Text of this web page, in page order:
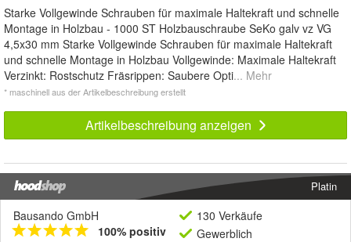
Starke Vollgewinde Schrauben für maximale Haltekraft und schnelle
Montage in Holzbau - 1000 ST Holzbauschraube SeKo galv vz VG
4,5x30 mm Starke Vollgewinde Schrauben für maximale Haltekraft
und schnelle Montage in Holzbau Vollgewinde: Maximale Haltekraft
Verzinkt: Rostschutz Fräsrippen: Saubere Opti... Mehr
* maschinell aus der Artikelbeschreibung erstellt
Artikelbeschreibung anzeigen
Platin
Bausando GmbH
100% positiv
130 Verkäufe
Gewerblich